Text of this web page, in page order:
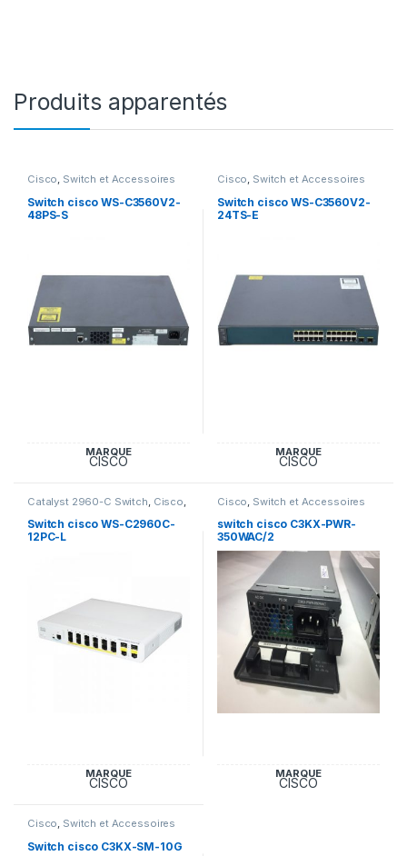
Produits apparentés
Cisco, Switch et Accessoires
Switch cisco WS-C3560V2-
48PS-S
MARQUE
CISCO
Cisco, Switch et Accessoires
Switch cisco WS-C3560V2-
24TS-E
MARQUE
CISCO
Catalyst 2960-C Switch Cisco
Switch et Accessoires Cisco
Switch cisco WS-C2960C-
12PC-L
MARQUE
CISCO
Cisco Switch et Accessoires
Cisco
switch cisco C3KX-PWR-
350WAC/2
MARQUE
CISCO
Cisco, Switch et Accessoires
Switch cisco C3KX-SM-10G